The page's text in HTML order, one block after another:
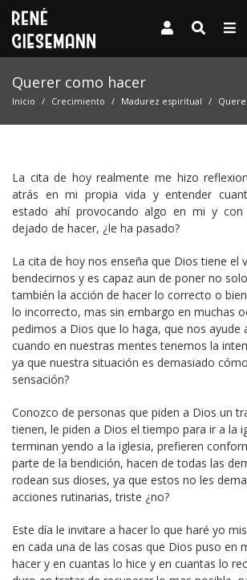
Querer como hacer
Inicio Crecimiento Madurez espiritual
La cita de hoy realmente me hizo
atrás en mi propia vida y entender
estado ahí provocando algo en mi y
dejado de hacer, ¿le ha pasado?
La cita de hoy nos enseña que Dios tiene el
bendecirnos y es capaz aun de poner no
también la acción de hacer lo correcto o
lo incorrecto, mas sin embargo en muchas
pedimos a Dios que lo haga, que nos ayude
cuando en nuestras mentes tenemos la
ya que nuestra situación es demasiado
sensación?
Conozco de personas que piden a Dios un
tienen, le piden a Dios el tiempo para ir a la
terminan yendo a la iglesia, prefieren
parte de la bendición, hacen de todas las
rodean sus dioses, ya que estos no les
acciones rutinarias, triste ¿no?
Este día le invitare a hacer lo que haré yo
en cada una de las cosas que Dios puso en
hacer y en cuantas lo hice y en cuantas lo